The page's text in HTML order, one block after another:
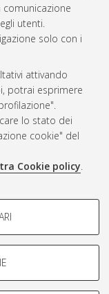
comunicazione
utenti.
solo con i
attivando
potrai esprimere
lo stato dei
cookie" del
Cookie policy.
caratteristiche della
loro comportamento